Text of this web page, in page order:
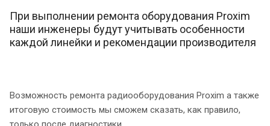
При выполнении ремонта оборудования Proxim
наши инженеры будут учитывать особенности
каждой линейки и рекомендации производителя
Возможность ремонта радиооборудования Proxim а также
итоговую стоимость мы сможем сказать, как правило,